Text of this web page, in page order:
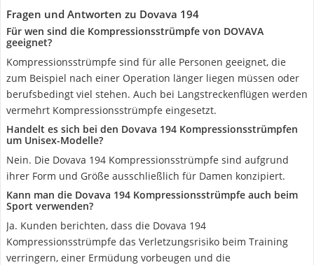
Fragen und Antworten zu Dovava 194
Für wen sind die Kompressionsstrümpfe von DOVAVA
geeignet?
Kompressionsstrümpfe sind für alle Personen geeignet, die
zum Beispiel nach einer Operation länger liegen müssen oder
berufsbedingt viel stehen. Auch bei Langstreckenflügen werden
vermehrt Kompressionsstrümpfe eingesetzt.
Handelt es sich bei den Dovava 194 Kompressionsstrümpfen
um Unisex-Modelle?
Nein. Die Dovava 194 Kompressionsstrümpfe sind aufgrund
ihrer Form und Größe ausschließlich für Damen konzipiert.
Kann man die Dovava 194 Kompressionsstrümpfe auch beim
Sport verwenden?
Ja. Kunden berichten, dass die Dovava 194
Kompressionsstrümpfe das Verletzungsrisiko beim Training
verringern, einer Ermüdung vorbeugen und die